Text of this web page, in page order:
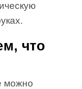
что
можно